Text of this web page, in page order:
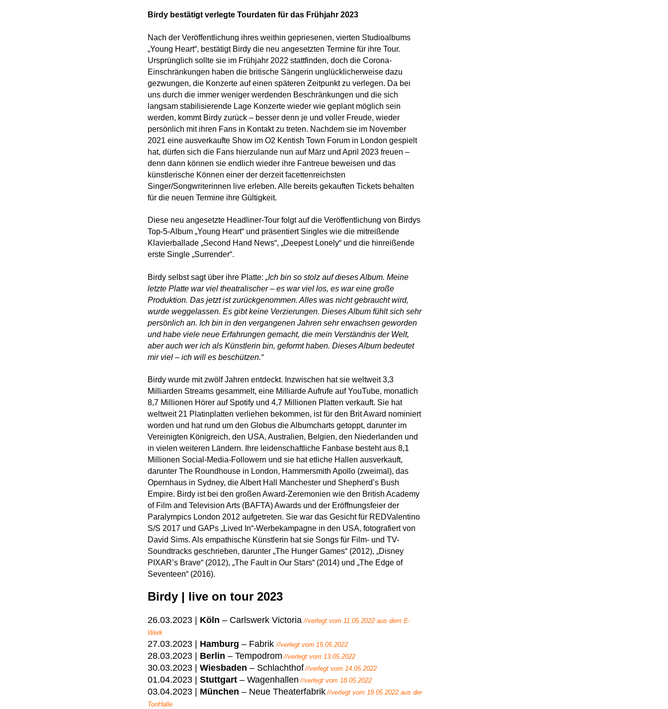
Birdy bestätigt verlegte Tourdaten für das Frühjahr 2023
Nach der Veröffentlichung ihres weithin gepriesenen, vierten Studioalbums
„Young Heart“, bestätigt Birdy die neu angesetzten Termine für ihre Tour.
Ursprünglich sollte sie im Frühjahr 2022 stattfinden, doch die Corona-
Einschränkungen haben die britische Sängerin unglücklicherweise dazu
gezwungen, die Konzerte auf einen späteren Zeitpunkt zu verlegen. Da bei
uns durch die immer weniger werdenden Beschränkungen und die sich
langsam stabilisierende Lage Konzerte wieder wie geplant möglich sein
werden, kommt Birdy zurück – besser denn je und voller Freude, wieder
persönlich mit ihren Fans in Kontakt zu treten. Nachdem sie im November
2021 eine ausverkaufte Show im O2 Kentish Town Forum in London gespielt
hat, dürfen sich die Fans hierzulande nun auf März und April 2023 freuen –
denn dann können sie endlich wieder ihre Fantreue beweisen und das
künstlerische Können einer der derzeit facettenreichsten
Singer/Songwriterinnen live erleben. Alle bereits gekauften Tickets behalten
für die neuen Termine ihre Gültigkeit.
Diese neu angesetzte Headliner-Tour folgt auf die Veröffentlichung von Birdys
Top-5-Album „Young Heart“ und präsentiert Singles wie die mitreißende
Klavierballade „Second Hand News“, „Deepest Lonely“ und die hinreißende
erste Single „Surrender“.
Birdy selbst sagt über ihre Platte: „Ich bin so stolz auf dieses Album. Meine
letzte Platte war viel theatralischer – es war viel los, es war eine große
Produktion. Das jetzt ist zurückgenommen. Alles was nicht gebraucht wird,
wurde weggelassen. Es gibt keine Verzierungen. Dieses Album fühlt sich sehr
persönlich an. Ich bin in den vergangenen Jahren sehr erwachsen geworden
und habe viele neue Erfahrungen gemacht, die mein Verständnis der Welt,
aber auch wer ich als Künstlerin bin, geformt haben. Dieses Album bedeutet
mir viel – ich will es beschützen.“
Birdy wurde mit zwölf Jahren entdeckt. Inzwischen hat sie weltweit 3,3
Milliarden Streams gesammelt, eine Milliarde Aufrufe auf YouTube, monatlich
8,7 Millionen Hörer auf Spotify und 4,7 Millionen Platten verkauft. Sie hat
weltweit 21 Platinplatten verliehen bekommen, ist für den Brit Award nominiert
worden und hat rund um den Globus die Albumcharts getoppt, darunter im
Vereinigten Königreich, den USA, Australien, Belgien, den Niederlanden und
in vielen weiteren Ländern. Ihre leidenschaftliche Fanbase besteht aus 8,1
Millionen Social-Media-Followern und sie hat etliche Hallen ausverkauft,
darunter The Roundhouse in London, Hammersmith Apollo (zweimal), das
Opernhaus in Sydney, die Albert Hall Manchester und Shepherd’s Bush
Empire. Birdy ist bei den großen Award-Zeremonien wie den British Academy
of Film and Television Arts (BAFTA) Awards und der Eröffnungsfeier der
Paralympics London 2012 aufgetreten. Sie war das Gesicht für REDValentino
S/S 2017 und GAPs „Lived In“-Werbekampagne in den USA, fotografiert von
David Sims. Als empathische Künstlerin hat sie Songs für Film- und TV-
Soundtracks geschrieben, darunter „The Hunger Games“ (2012), „Disney
PIXAR’s Brave“ (2012), „The Fault in Our Stars“ (2014) und „The Edge of
Seventeen“ (2016).
Birdy | live on tour 2023
26.03.2023 | Köln – Carlswerk Victoria //verlegt vom 11.05.2022 aus dem E-
Werk
27.03.2023 | Hamburg – Fabrik//verlegt vom 15.05.2022
28.03.2023 | Berlin – Tempodrom //verlegt vom 13.05.2022
30.03.2023 | Wiesbaden – Schlachthof //verlegt vom 14.05.2022
01.04.2023 | Stuttgart – Wagenhallen //verlegt vom 18.05.2022
03.04.2023 | München – Neue Theaterfabrik //verlegt vom 19.05.2022 aus der
TonHalle